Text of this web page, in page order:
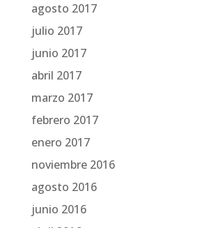
agosto 2017
julio 2017
junio 2017
abril 2017
marzo 2017
febrero 2017
enero 2017
noviembre 2016
agosto 2016
junio 2016